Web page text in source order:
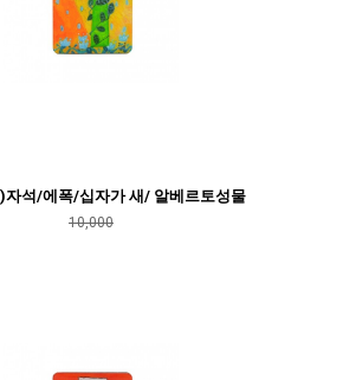
석/에폭/십자가 새/ 알베르토성물
10,000